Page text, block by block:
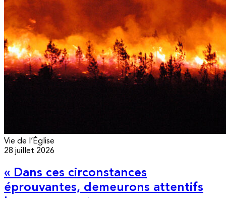
Vie de l’Église
28 juillet 2026
« Dans ces circonstances
éprouvantes, demeurons attentifs